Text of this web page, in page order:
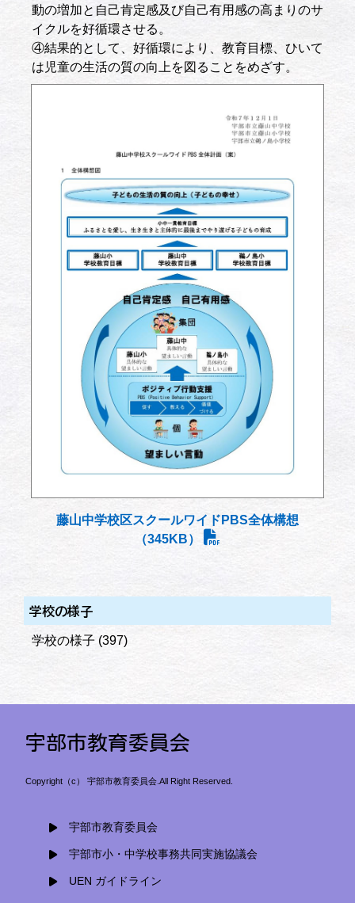
動の増加と自己肯定感及び自己有用感の高まりのサ
イクルを好循環させる。
④結果的として、好循環により、教育目標、ひいて
は児童の生活の質の向上を図ることをめざす。
藤山中学校区スクールワイドPBS全体構想
（345KB）
学校の様子
学校の様子 (397)
宇部市教育委員会
Copyright（c） 宇部市教育委員会.All Right Reserved.
宇部市教育委員会
宇部市小・中学校事務共同実施協議会
UEN ガイドライン